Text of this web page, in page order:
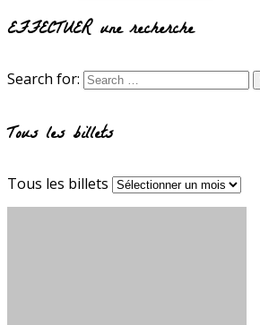
EFFECTUER une recherche
Search for:
Tous les billets
Tous les billets